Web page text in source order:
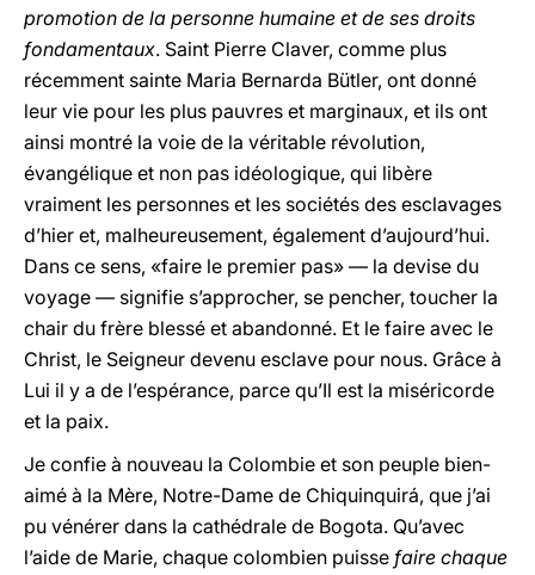
promotion de la personne humaine et de ses droits
fondamentaux. Saint Pierre Claver, comme plus
récemment sainte Maria Bernarda Bütler, ont donné
leur vie pour les plus pauvres et marginaux, et ils ont
ainsi montré la voie de la véritable révolution,
évangélique et non pas idéologique, qui libère
vraiment les personnes et les sociétés des esclavages
d’hier et, malheureusement, également d’aujourd’hui.
Dans ce sens, «faire le premier pas» — la devise du
voyage — signifie s’approcher, se pencher, toucher la
chair du frère blessé et abandonné. Et le faire avec le
Christ, le Seigneur devenu esclave pour nous. Grâce à
Lui il y a de l’espérance, parce qu’Il est la miséricorde
et la paix.
Je confie à nouveau la Colombie et son peuple bien-
aimé à la Mère, Notre-Dame de Chiquinquirá, que j’ai
pu vénérer dans la cathédrale de Bogota. Qu’avec
l’aide de Marie, chaque colombien puisse faire chaque